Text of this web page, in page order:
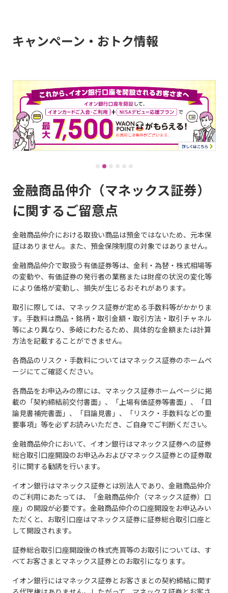
キャンペーン・おトク情報
金融商品仲介（マネックス証券）
に関するご留意点
金融商品仲介における取扱い商品は預金ではないため、元本保
証はありません。また、預金保険制度の対象ではありません。
金融商品仲介で取扱う有価証券等は、金利・為替・株式相場等
の変動や、有価証券の発行者の業務または財産の状況の変化等
により価格が変動し、損失が生じるおそれがあります。
取引に際しては、マネックス証券が定める手数料等がかかりま
す。手数料は商品・銘柄・取引金額・取引方法・取引チャネル
等により異なり、多岐にわたるため、具体的な金額または計算
方法を記載することができません。
各商品のリスク・手数料についてはマネックス証券のホームペ
ージにてご確認ください。
各商品をお申込みの際には、マネックス証券ホームページに掲
載の「契約締結前交付書面」、「上場有価証券等書面」、「目
論見書補完書面」、「目論見書」、「リスク・手数料などの重
要事項」等を必ずお読みいただき、ご自身でご判断ください。
金融商品仲介において、イオン銀行はマネックス証券への証券
総合取引口座開設のお申込みおよびマネックス証券との証券取
引に関する勧誘を行います。
イオン銀行はマネックス証券とは別法人であり、金融商品仲介
のご利用にあたっては、「金融商品仲介（マネックス証券）口
座」の開設が必要です。金融商品仲介の口座開設をお申込みい
ただくと、お取引口座はマネックス証券に証券総合取引口座と
して開設されます。
証券総合取引口座開設後の株式売買等のお取引については、す
べてお客さまとマネックス証券とのお取引になります。
イオン銀行にはマネックス証券とお客さまとの契約締結に関す